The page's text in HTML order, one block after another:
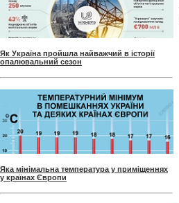
Як Україна пройшла найважчий в історії
опалювальний сезон
Яка мінімальна температура у приміщеннях
у країнах Європи